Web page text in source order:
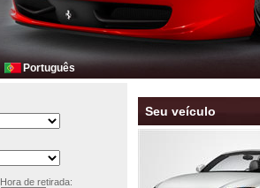
Português
Seu veículo
Hora de retirada: